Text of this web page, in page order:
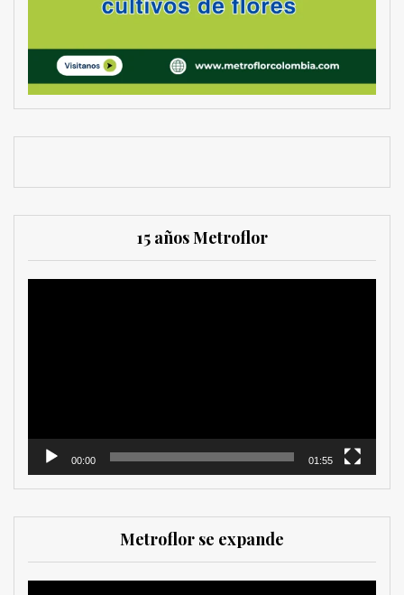
15 años Metroflor
00:00 01:55
Metroflor se expande